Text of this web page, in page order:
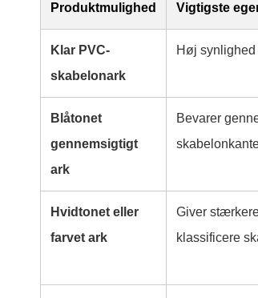
Produktmulighed Vigtigste
Klar PVC-
skabelonark
Høj synlighed
Blåtonet
gennemsigtigt
ark
Bevarer
Hvidtonet eller
farvet ark
Giver
klassificere